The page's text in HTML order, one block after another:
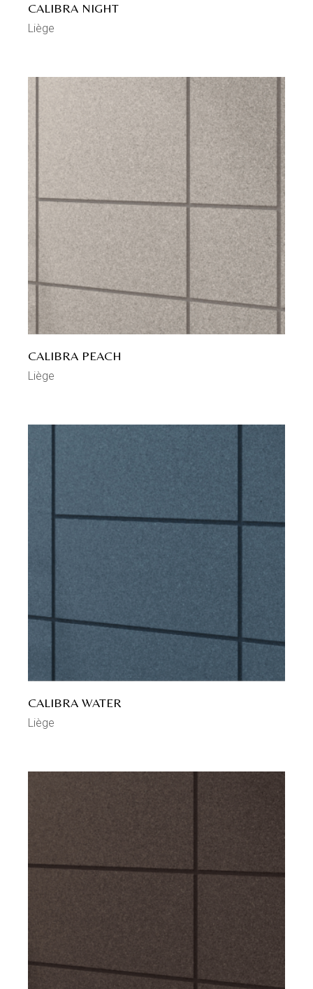
CALIBRA NIGHT
Liège
CALIBRA PEACH
Liège
CALIBRA WATER
Liège